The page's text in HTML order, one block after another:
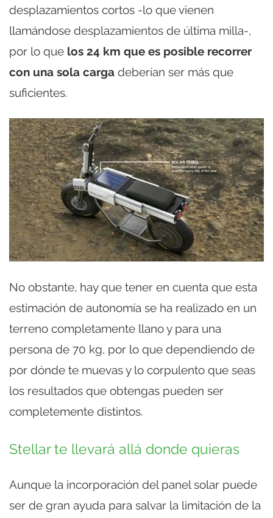
desplazamientos cortos -lo que vienen
llamándose desplazamientos de última milla-,
por lo que los 24 km que es posible recorrer
con una sola carga deberían ser más que
suficientes.
No obstante, hay que tener en cuenta que esta
estimación de autonomía se ha realizado en un
terreno completamente llano y para una
persona de 70 kg, por lo que dependiendo de
por dónde te muevas y lo corpulento que seas
los resultados que obtengas pueden ser
completemente distintos.
Stellar te llevará allá donde quieras
Aunque la incorporación del panel solar puede
ser de gran ayuda para salvar la limitación de la